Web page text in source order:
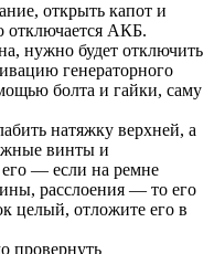
открыть капот и
отключается АКБ.
нужно будет отключить
генераторного
болта и гайки, саму
натяжку верхней, а
винты и
— если на ремне
расслоения — то его
целый, отложите его в
провернуть